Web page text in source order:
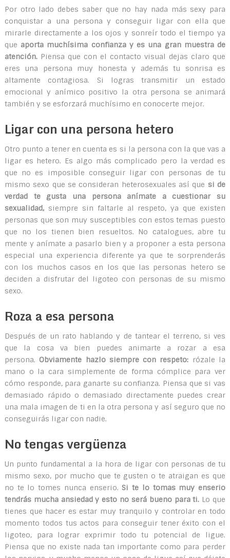
Por otro lado debes saber que no hay nada más sexy para
conquistar a una persona y conseguir ligar con ella que
mirarle directamente a los ojos y sonreír todo el tiempo ya
que aporta muchísima confianza y es una gran muestra de
atención.Piensa que con el contacto visual dejas claro que
eres una persona muy honesta y además tu sonrisa es
altamente contagiosa. Si logras transmitir un estado
emocional y anímico positivo la otra persona se animará
también y se esforzará muchísimo en conocerte mejor.
Ligar con una persona hetero
Otro punto a tener en cuenta es si la persona con la que vas a
ligar es hetero. Es algo más complicado pero la verdad es
que no es imposible conseguir ligar con personas de tu
mismo sexo que se consideran heterosexuales así que si de
verdad te gusta una persona anímate a cuestionar su
sexualidad,siempre sin faltarle al respeto, ya que existen
personas que son muy susceptibles con estos temas puesto
que no los tienen bien resueltos. No catalogues, abre tu
mente y anímate a pasarlo bien y a proponer a esta persona
especial una experiencia diferente ya que te sorprenderás
con los muchos casos en los que las personas hetero se
deciden a disfrutar del ligoteo con personas de su mismo
sexo.
Roza a esa persona
Después de un rato hablando y de tantear el terreno, si ves
que la cosa va bien puedes animarte a rozar a esa
persona. Obviamente hazlo siempre con respeto: rózale la
mano o la cara simplemente de forma cómplice para ver
cómo responde, para ganarte su confianza. Piensa que si vas
demasiado rápido o demasiado directamente puedes crear
una mala imagen de ti en la otra persona y así seguro que no
conseguirás ligar con nadie.
No tengas vergüenza
Un punto fundamental a la hora de ligar con personas de tu
mismo sexo, por mucho que te gusten o te atraigan es que
no te lo tomes nunca enserio.Si te lo tomas muy enserio
tendrás mucha ansiedad y esto no será bueno para ti. Lo que
tienes que hacer es estar muy tranquilo y controlar en todo
momento todos tus actos para conseguir tener éxito con el
ligoteo, para lograr exprimir todo tu potencial de ligue.
Piensa que no existe nada tan importante como para perder